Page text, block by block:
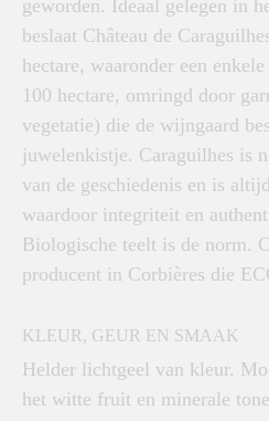
geworden. Ideaal gelegen in
beslaat Château de
hectare, waaronder een
100 hectare, omringd door
vegetatie) die de wijngaard
juwelenkistje. Caraguilhes is
van de geschiedenis en is
waardoor integriteit en
Biologische teelt is de norm.
producent in Corbières die
KLEUR, GEUR EN SMAAK
Helder lichtgeel van kleur.
het witte fruit en minerale